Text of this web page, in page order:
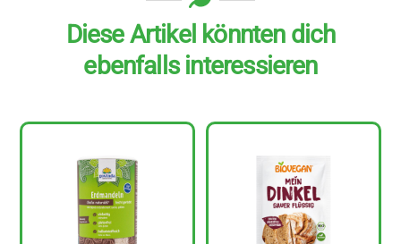
Diese Artikel könnten dich
ebenfalls interessieren